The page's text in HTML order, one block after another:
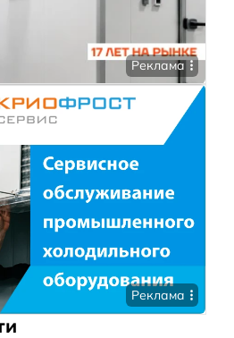
Реклама
Реклама